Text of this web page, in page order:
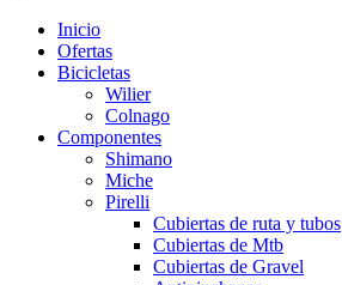
Inicio
Ofertas
Bicicletas
Wilier
Colnago
Componentes
Shimano
Miche
Pirelli
Cubiertas de ruta y tubos
Cubiertas de Mtb
Cubiertas de Gravel